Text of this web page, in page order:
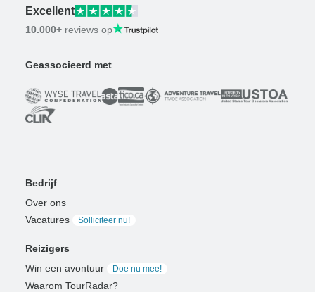
Excellent
10.000+ reviews op
Geassocieerd met
Bedrijf
Over ons
Vacatures
Solliciteer nu!
Reizigers
Win een avontuur
Doe nu mee!
Waarom TourRadar?